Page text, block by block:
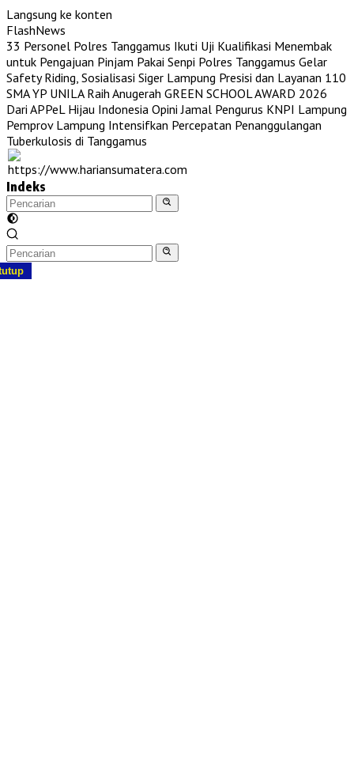
Langsung ke konten
FlashNews
33 Personel Polres Tanggamus Ikuti Uji Kualifikasi Menembak
untuk Pengajuan Pinjam Pakai Senpi Polres Tanggamus Gelar
Safety Riding, Sosialisasi Siger Lampung Presisi dan Layanan 110
SMA YP UNILA Raih Anugerah GREEN SCHOOL AWARD 2026
Dari APPeL Hijau Indonesia Opini Jamal Pengurus KNPI Lampung
Pemprov Lampung Intensifkan Percepatan Penanggulangan
Tuberkulosis di Tanggamus
Indeks